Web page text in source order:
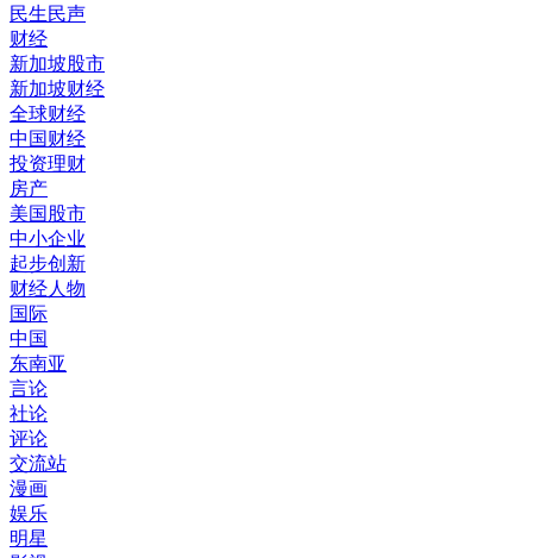
民生民声
财经
新加坡股市
新加坡财经
全球财经
中国财经
投资理财
房产
美国股市
中小企业
起步创新
财经人物
国际
中国
东南亚
言论
社论
评论
交流站
漫画
娱乐
明星